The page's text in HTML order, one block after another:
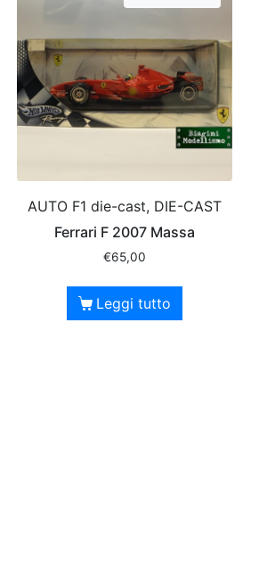
AUTO F1 die-cast, DIE-CAST
Ferrari F 2007 Massa
€65,00
Leggi tutto